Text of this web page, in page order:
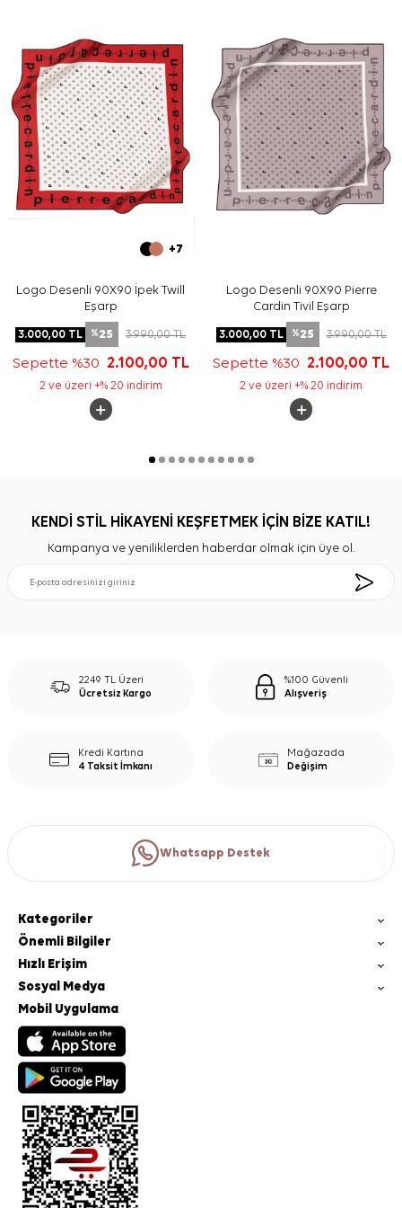
Bakım
Yıkama ve bakım için ürün etiketindeki talimatları
izleyiniz. İpek ve hassas eşarp bakımında uygun
durumlardaAker İpek Eşarp Şampuanıkullanarak nazik
temizlik sağlayabilirsiniz.
Sıkça Sorulan Sorular
Bu eşarbın ölçüsü nedir?
Bu ürün hangi kumaştan üretilmiştir?
Deseni ve renkleri nasıldır?
+7
Logo Desenli 90X90 İpek Twill
Eşarp
3.000,00 TL %25 3.990,00TL
Sepette %30 2.100,00 TL
2 ve üzeri +% 20 indirim
Logo Desenli 90X90 Pierre
Cardin Tivil Eşarp
3.000,00TL %25 3.990,00TL
Sepette %30 2.100,00 TL
2 ve üzeri +% 20 indirim
KENDİ STİL HİKAYENİ KEŞFETMEK İÇİN BİZE KATIL!
Kampanya ve yeniliklerden haberdar olmak için üye ol.
2249 TL Üzeri
Ücretsiz Kargo
%100 Güvenli
Alışveriş
Kredi Kartına
4 Taksit İmkanı
Mağazada
Değişim
Whatsapp Destek
Kategoriler
Önemli Bilgiler
Hızlı Erişim
Sosyal Medya
Mobil Uygulama